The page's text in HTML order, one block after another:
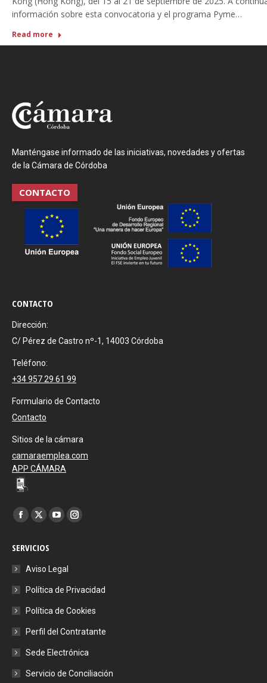
información sobre esta convocatoria y el programa Pyme…
Read more
Manténgase informado de las iniciativas, novedades y ofertas
de la Cámara de Córdoba
CONTACTO
CONTACTO
Dirección:
C/ Pérez de Castro nº-1, 14003 Córdoba
Teléfono:
+34 957 29 61 99
Formulario de Contacto
Contacto
Sitios de la cámara
camaraemplea.com
APP CÁMARA
Encuéntranos en:
Facebook
opens
in
new
X
opens
in
YouTube
in
Instagram
SERVICIOS
Aviso Legal
Política de Privacidad
Política de Cookies
Perfil del Contratante
Sede Electrónica
Servicio de Conciliación